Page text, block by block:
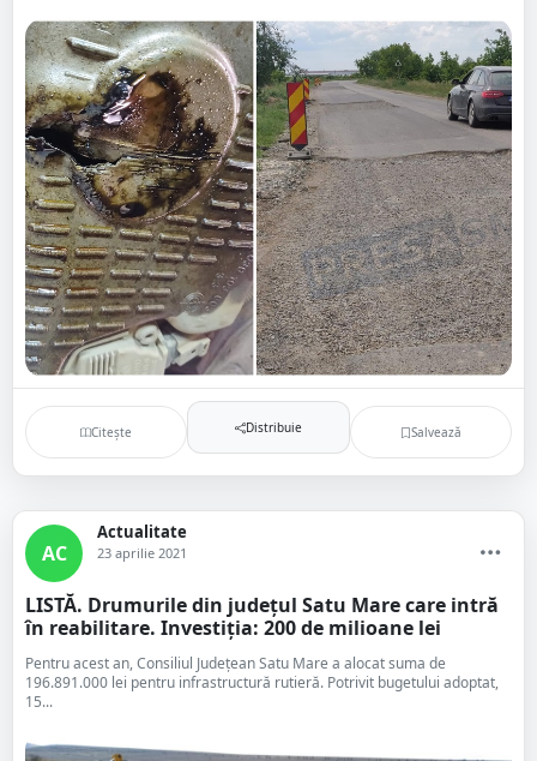
Citește Distribuie Salvează
AC
Actualitate
23 aprilie 2021
LISTĂ. Drumurile din județul Satu Mare care intră
în reabilitare. Investiția: 200 de milioane lei
Pentru acest an, Consiliul Județean Satu Mare a alocat suma de
196.891.000 lei pentru infrastructură rutieră. Potrivit bugetului adoptat,
15...